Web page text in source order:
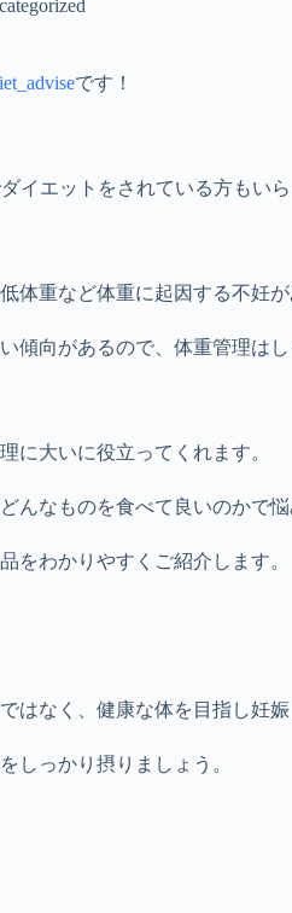
です！
イエットをされている方もいら
重など体重に起因する不妊が
向があるので、体重管理はし
に大いに役立ってくれます。
んなものを食べて良いのかで悩
をわかりやすくご紹介します。
はなく、健康な体を目指し妊
しっかり摂りましょう。